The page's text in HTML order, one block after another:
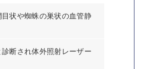
状や蜘蛛の巣状の血管静
断され体外照射レーザー